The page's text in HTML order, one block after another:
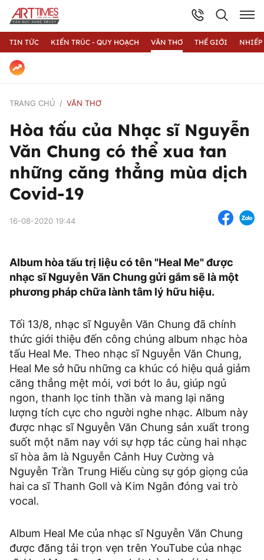
TIN TỨC KIẾN TRÚC - QUY HOẠCH VĂN THƠ THẾ GIỚI
TRANG CHỦ VĂN THƠ
Hòa tấu của Nhạc sĩ Nguyễn
Văn Chung có thể xua tan
những căng thẳng mùa dịch
Covid-19
16-08-2020 19:44
Album hòa tấu trị liệu có tên "Heal Me" được
nhạc sĩ Nguyễn Văn Chung gửi gắm sẽ là một
phương pháp chữa lành tâm lý hữu hiệu.
Tối 13/8, nhạc sĩ Nguyễn Văn Chung đã chính
thức giới thiệu đến công chúng album nhạc hòa
tấu Heal Me. Theo nhạc sĩ Nguyễn Văn Chung,
Heal Me sở hữu những ca khúc có hiệu quả giảm
căng thẳng mệt mỏi, vơi bớt lo âu, giúp ngủ
ngon, thanh lọc tinh thần và mang lại năng
lượng tích cực cho người nghe nhạc. Album này
được nhạc sĩ Nguyễn Văn Chung sản xuất trong
suốt một năm nay với sự hợp tác cùng hai nhạc
sĩ hòa âm là Nguyễn Cảnh Huy Cường và
Nguyễn Trần Trung Hiếu cùng sự góp giọng của
hai ca sĩ Thanh Goll và Kim Ngân đóng vai trò
vocal.
Album Heal Me của nhạc sĩ Nguyễn Văn Chung
được đăng tải trọn vẹn trên YouTube của nhạc